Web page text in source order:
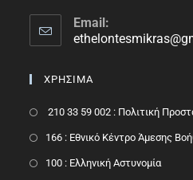
Email:
ΧΡΗΣΙΜΑ
210 33 59 002 : Πολιτική
166 : Εθνικό Κέντρο Άμεσης
100 : Ελληνική Αστυνομία